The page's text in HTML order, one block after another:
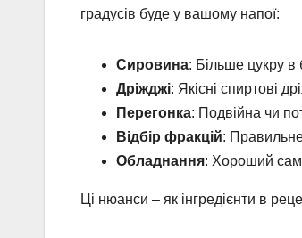
градусів буде у вашому напої:
Сировина: Більше цукру в
Дріжджі: Якісні спиртові
Перегонка: Подвійна чи
Відбір фракцій: Правильне
Обладнання: Хороший
Ці нюанси – як інгредієнти в